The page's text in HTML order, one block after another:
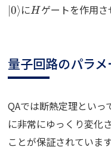
∣0⟩にH
H ゲートを作用さ
量子回路のパラ
QAでは断熱定理といっ
に非常にゆっくり変化
ことが保証されていま